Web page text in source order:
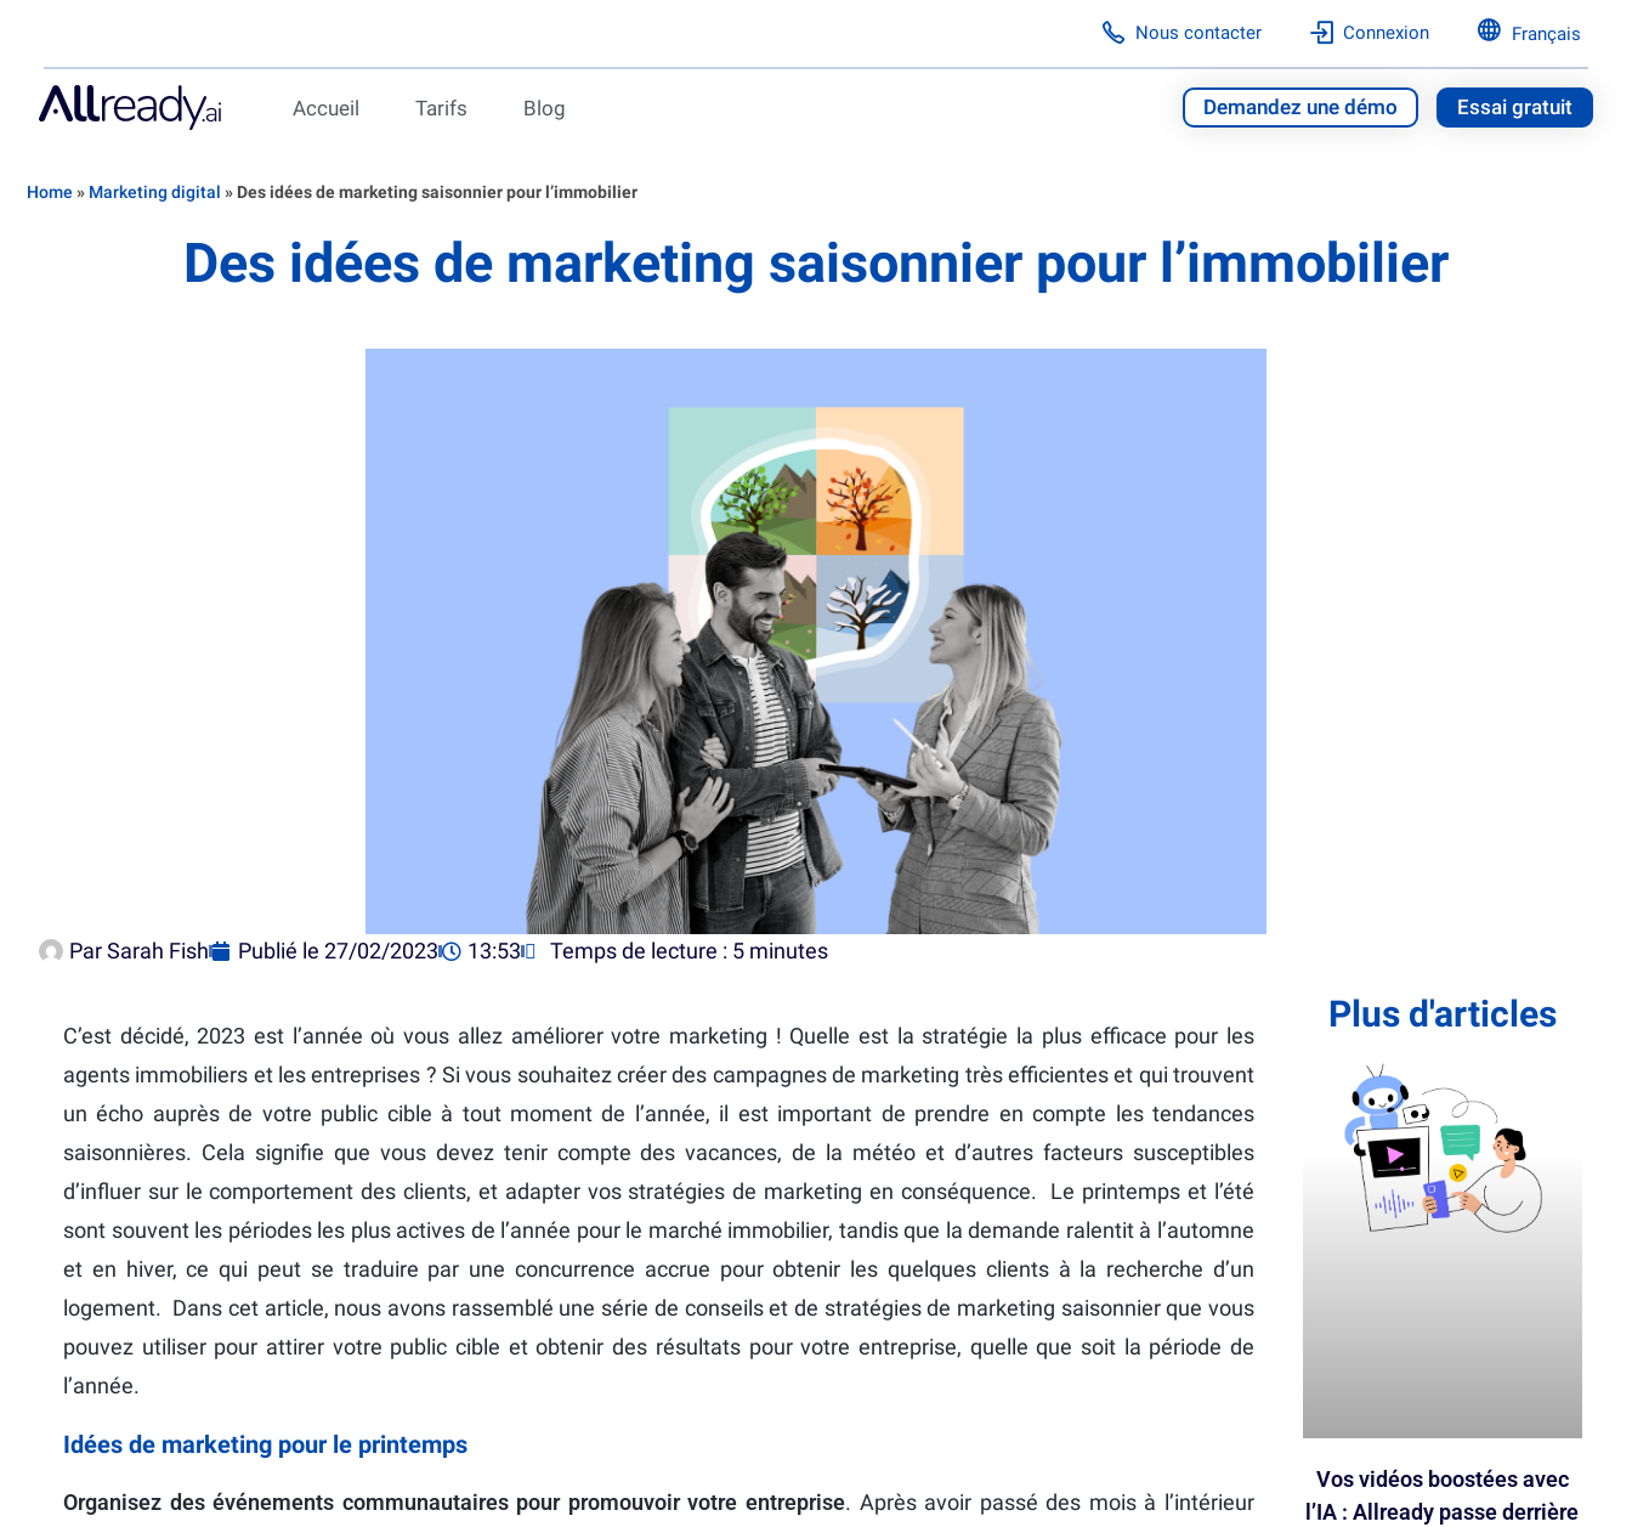
Nous contacter Connexion Français
Accueil Tarifs Blog Demandez une démo Essai gratuit
Home » Marketing digital » Des idées de marketing saisonnier pour l’immobilier
Des idées de marketing saisonnier pour l’immobilier
ParSarah Fish Publié le 27/02/2023 13:53 Temps de lecture : 5 minutes
C’est décidé, 2023 est l’année où vous allez améliorer votre marketing ! Quelle est la stratégie la plus efficace pour les
agents immobiliers et les entreprises ? Si vous souhaitez créer des campagnes de marketing très efficientes et qui trouvent
un écho auprès de votre public cible à tout moment de l’année, il est important de prendre en compte les tendances
saisonnières. Cela signifie que vous devez tenir compte des vacances, de la météo et d’autres facteurs susceptibles
d’influer sur le comportement des clients, et adapter vos stratégies de marketing en conséquence. Le printemps et l’été
sont souvent les périodes les plus actives de l’année pour le marché immobilier, tandis que la demande ralentit à l’automne
et en hiver, ce qui peut se traduire par une concurrence accrue pour obtenir les quelques clients à la recherche d’un
logement. Dans cet article, nous avons rassemblé une série de conseils et de stratégies de marketing saisonnier que vous
pouvez utiliser pour attirer votre public cible et obtenir des résultats pour votre entreprise, quelle que soit la période de
l’année.
Idées de marketing pour le printemps
Organisez des événements communautaires pour promouvoir votre entreprise. Après avoir passé des mois à l’intérieur
Plus d'articles
Vos vidéos boostées avec
l’IA : Allready passe derrière